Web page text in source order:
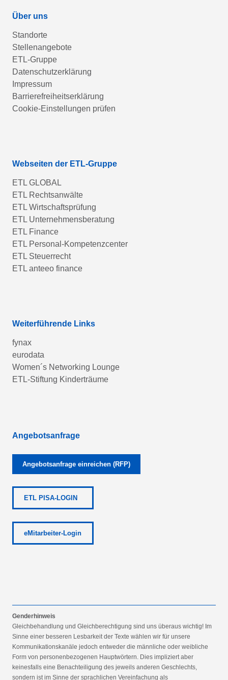
Über uns
Standorte
Stellenangebote
ETL-Gruppe
Datenschutzerklärung
Impressum
Barrierefreiheitserklärung
Cookie-Einstellungen prüfen
Webseiten der ETL-Gruppe
ETL GLOBAL
ETL Rechtsanwälte
ETL Wirtschaftsprüfung
ETL Unternehmensberatung
ETL Finance
ETL Personal-Kompetenzcenter
ETL Steuerrecht
ETL anteeo finance
Weiterführende Links
fynax
eurodata
Women´s Networking Lounge
ETL-Stiftung Kinderträume
Angebotsanfrage
Angebotsanfrage einreichen (RFP)
ETL PISA-LOGIN
eMitarbeiter-Login
Genderhinweis
Gleichbehandlung und Gleichberechtigung sind uns überaus wichtig! Im
Sinne einer besseren Lesbarkeit der Texte wählen wir für unsere
Kommunikationskanäle jedoch entweder die männliche oder weibliche
Form von personenbezogenen Hauptwörtern. Dies impliziert aber
keinesfalls eine Benachteiligung des jeweils anderen Geschlechts,
sondern ist im Sinne der sprachlichen Vereinfachung als